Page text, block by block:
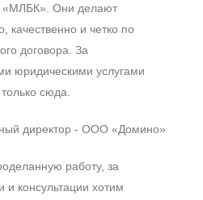
«МЛБК». Они делают
качественно и четко по
договора. За
юридическими услугами
сюда.
директор - ООО «Домино»
работу, за
и консультации хотим